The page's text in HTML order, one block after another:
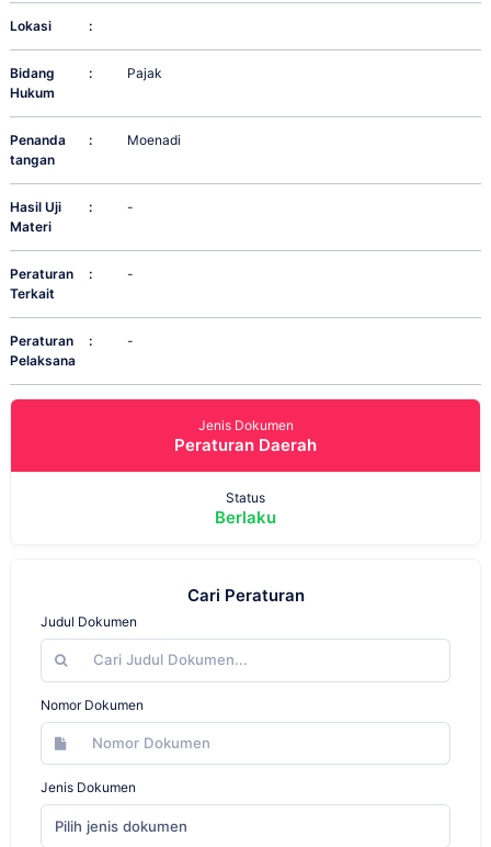
Lokasi :
Bidang
Hukum
: Pajak
Penanda
tangan
: Moenadi
Hasil Uji
Materi
: -
Peraturan
Terkait
: -
Peraturan
Pelaksana
: -
Jenis Dokumen
Peraturan Daerah
Status
Berlaku
Cari Peraturan
Judul Dokumen
Nomor Dokumen
Jenis Dokumen
Pilih jenis dokumen